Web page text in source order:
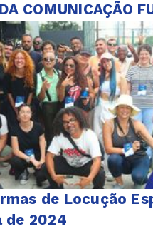
COMUNICAÇÃO
de Locução
de 2024